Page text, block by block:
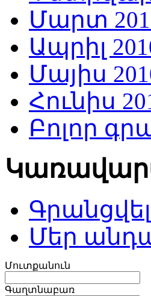
Մարտ
Ապրիլ
Մայիս
Հունիս
Բոլոր
Գրանցվել
Մեր
Մուտքանուն
Գաղտնաբառ